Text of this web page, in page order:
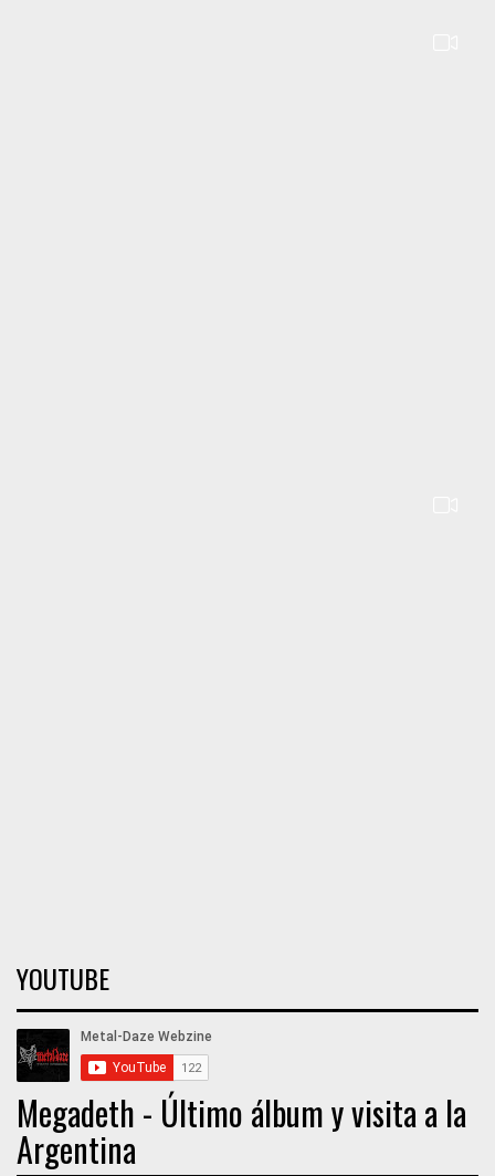
YOUTUBE
Megadeth - Último álbum y visita a la
Argentina